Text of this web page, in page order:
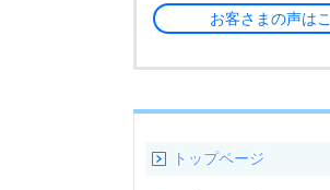
お客さまの声は
トップページ